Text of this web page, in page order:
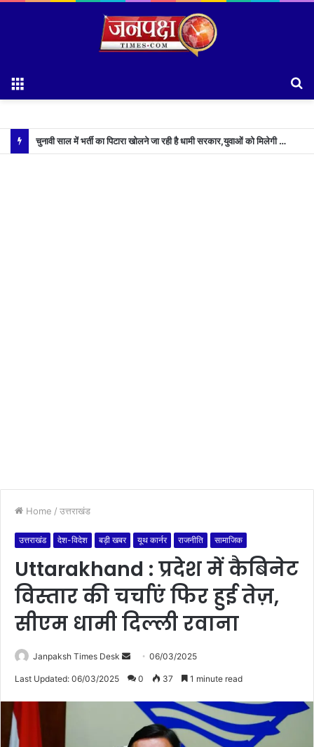
चुनावी साल में भर्ती का पिटारा खोलने जा रही है धामी सरकार,युवाओं को मिलेगी 34 हजार रिकॉर्ड भर्तियों की सौगात
Home / उत्तराखंड
उत्तराखंड देश-विदेश बड़ी खबर यूथ कार्नर राजनीति सामाजिक
Uttarakhand : प्रदेश में कैबिनेट
विस्तार की चर्चाएं फिर हुई तेज़,
सीएम धामी दिल्ली रवाना
Janpaksh Times Desk
e
d
n
06/03/2025
Last Updated: 06/03/2025 0 37 1 minute read